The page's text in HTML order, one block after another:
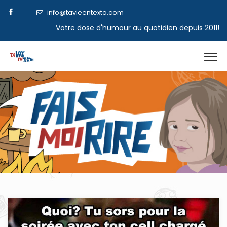
info@tavieentexto.com
Votre dose d'humour au quotidien depuis 2011!